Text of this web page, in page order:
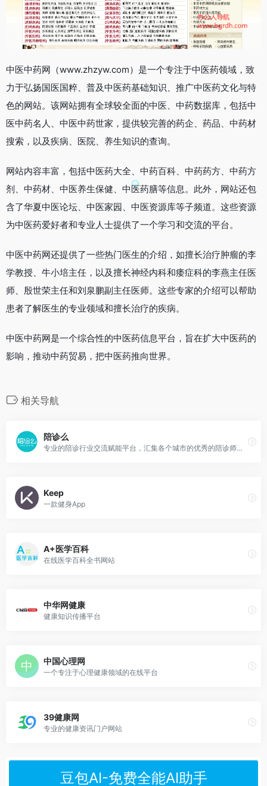
中医中药网（www.zhzyw.com）是一个专注于中医药领域，致
力于弘扬国医国粹、普及中医药基础知识、推广中医药文化与特
色的网站。该网站拥有全球较全面的中医、中药数据库，包括中
医中药名人、中医中药世家，提供较完善的药企、药品、中药材
搜索，以及疾病、医院、养生知识的查询。
网站内容丰富，包括中医药大全、中药百科、中药药方、中药方
剂、中药材、中医养生保健、中医药膳等信息。此外，网站还包
含了华夏中医论坛、中医家园、中医资源库等子频道。这些资源
为中医药爱好者和专业人士提供了一个学习和交流的平台。
中医中药网还提供了一些热门医生的介绍，如擅长治疗肿瘤的李
学教授、牛小培主任，以及擅长神经内科和痿症科的李燕主任医
师、殷世荣主任和刘泉鹏副主任医师。这些专家的介绍可以帮助
患者了解医生的专业领域和擅长治疗的疾病。
中医中药网是一个综合性的中医药信息平台，旨在扩大中医药的
影响，推动中药贸易，把中医药推向世界。
相关导航
陪诊么
专业的陪诊行业交流赋能平台，汇集各个城市的优秀的陪诊师资源，找陪诊师就来陪诊么
Keep
一款健身App
A+医学百科
在线医学百科全书网站
中华网健康
健康知识传播平台
中国心理网
一个专注于心理健康领域的在线平台
39健康网
专业的健康资讯门户网站
豆包AI-免费全能AI助手